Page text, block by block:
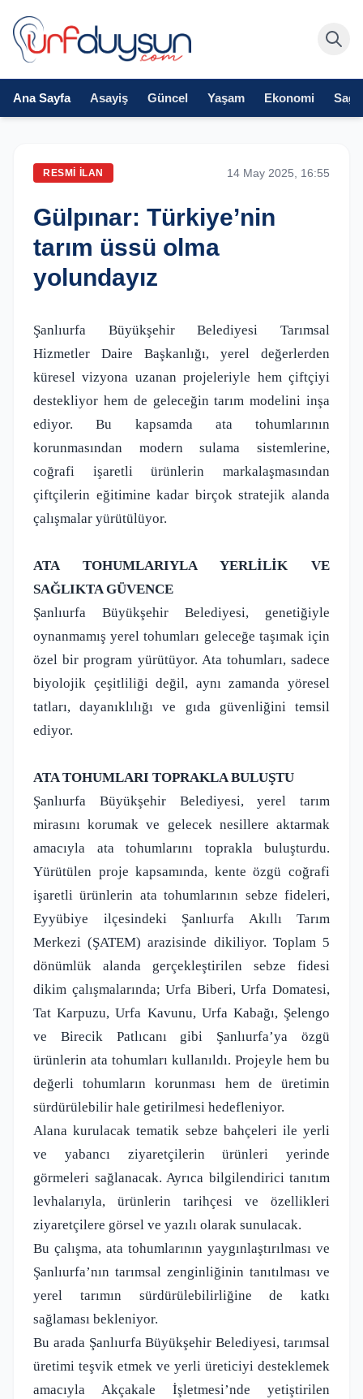
Ana Sayfa Asayiş Güncel Yaşam Ekonomi
RESMI İLAN 14 May 2025, 16:55
Gülpınar: Türkiye’nin
tarım üssü olma
yolundayız
Şanlıurfa Büyükşehir Belediyesi Tarımsal
Hizmetler Daire Başkanlığı, yerel değerlerden
küresel vizyona uzanan projeleriyle hem çiftçiyi
destekliyor hem de geleceğin tarım modelini inşa
ediyor. Bu kapsamda ata tohumlarının
korunmasından modern sulama sistemlerine,
coğrafi işaretli ürünlerin markalaşmasından
çiftçilerin eğitimine kadar birçok stratejik alanda
çalışmalar yürütülüyor.
ATA TOHUMLARIYLA YERLİLİK VE
SAĞLIKTA GÜVENCE
Şanlıurfa Büyükşehir Belediyesi, genetiğiyle
oynanmamış yerel tohumları geleceğe taşımak için
özel bir program yürütüyor. Ata tohumları, sadece
biyolojik çeşitliliği değil, aynı zamanda yöresel
tatları, dayanıklılığı ve gıda güvenliğini temsil
ediyor.
ATA TOHUMLARI TOPRAKLA BULUŞTU
Şanlıurfa Büyükşehir Belediyesi, yerel tarım
mirasını korumak ve gelecek nesillere aktarmak
amacıyla ata tohumlarını toprakla buluşturdu.
Yürütülen proje kapsamında, kente özgü coğrafi
işaretli ürünlerin ata tohumlarının sebze fideleri,
Eyyübiye ilçesindeki Şanlıurfa Akıllı Tarım
Merkezi (ŞATEM) arazisinde dikiliyor. Toplam 5
dönümlük alanda gerçekleştirilen sebze fidesi
dikim çalışmalarında; Urfa Biberi, Urfa Domatesi,
Tat Karpuzu, Urfa Kavunu, Urfa Kabağı, Şelengo
ve Birecik Patlıcanı gibi Şanlıurfa’ya özgü
ürünlerin ata tohumları kullanıldı. Projeyle hem bu
değerli tohumların korunması hem de üretimin
sürdürülebilir hale getirilmesi hedefleniyor.
Alana kurulacak tematik sebze bahçeleri ile yerli
ve yabancı ziyaretçilerin ürünleri yerinde
görmeleri sağlanacak. Ayrıca bilgilendirici tanıtım
levhalarıyla, ürünlerin tarihçesi ve özellikleri
ziyaretçilere görsel ve yazılı olarak sunulacak.
Bu çalışma, ata tohumlarının yaygınlaştırılması ve
Şanlıurfa’nın tarımsal zenginliğinin tanıtılması ve
yerel tarımın sürdürülebilirliğine de katkı
sağlaması bekleniyor.
Bu arada Şanlıurfa Büyükşehir Belediyesi, tarımsal
üretimi teşvik etmek ve yerli üreticiyi desteklemek
amacıyla Akçakale İşletmesi’nde yetiştirilen